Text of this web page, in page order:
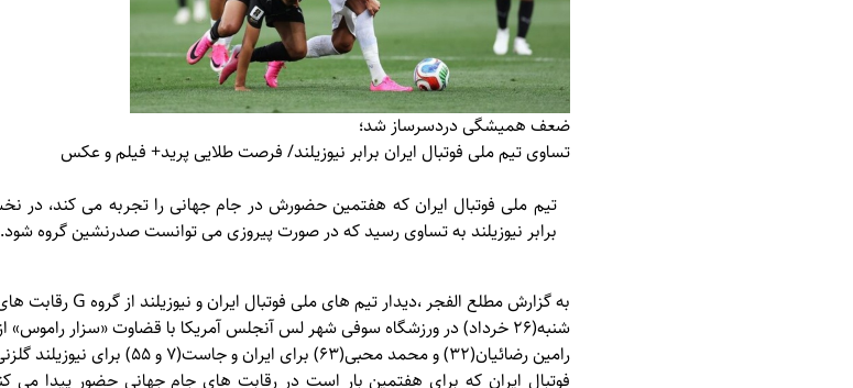
ضعف همیشگی دردسرساز شد؛
تساوی تیم ملی فوتبال ایران برابر نیوزیلند/ فرصت طلایی پرید+ فیلم و عکس
برابر نیوزیلند به تساوی رسید که در صورت پیروزی می توانست صدرنشین گروه شود.
به گزارشمطلع الفجر
رامین رضائیان(۳۲) و محمد محبی(۶۳) برای ایران و جاست(۷ و ۵۵) برای نیوزیلند گلزنی کردند.